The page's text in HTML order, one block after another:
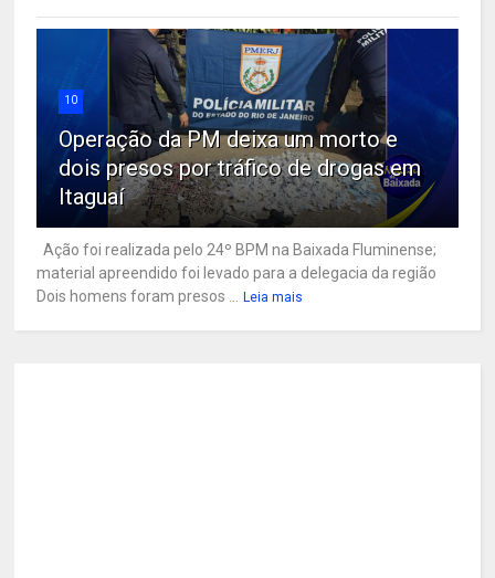
10
Operação da PM deixa um morto e
dois presos por tráfico de drogas em
Itaguaí
Ação foi realizada pelo 24º BPM na Baixada Fluminense;
material apreendido foi levado para a delegacia da região
Dois homens foram presos ...
Leia mais